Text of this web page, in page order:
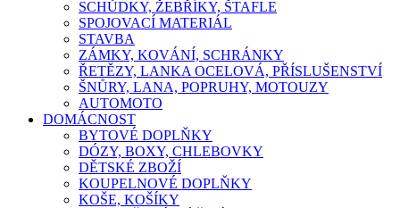
SCHŮDKY, ŽEBŘÍKY, ŠTAFLE
SPOJOVACÍ MATERIÁL
STAVBA
ZÁMKY, KOVÁNÍ, SCHRÁNKY
ŘETĚZY, LANKA OCELOVÁ, PŘÍSLUŠENSTVÍ
ŠNŮRY, LANA, POPRUHY, MOTOUZY
AUTOMOTO
DOMÁCNOST
BYTOVÉ DOPLŇKY
DÓZY, BOXY, CHLEBOVKY
DĚTSKÉ ZBOŽÍ
KOUPELNOVÉ DOPLŇKY
KOŠE, KOŠÍKY